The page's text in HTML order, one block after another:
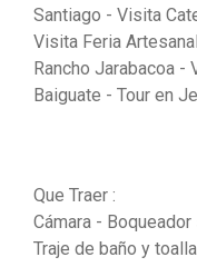
Santiago - Visita
Visita Feria
Rancho Jarabacoa -
Baiguate - Tour en
Que Traer :
Cámara -
Traje de baño y